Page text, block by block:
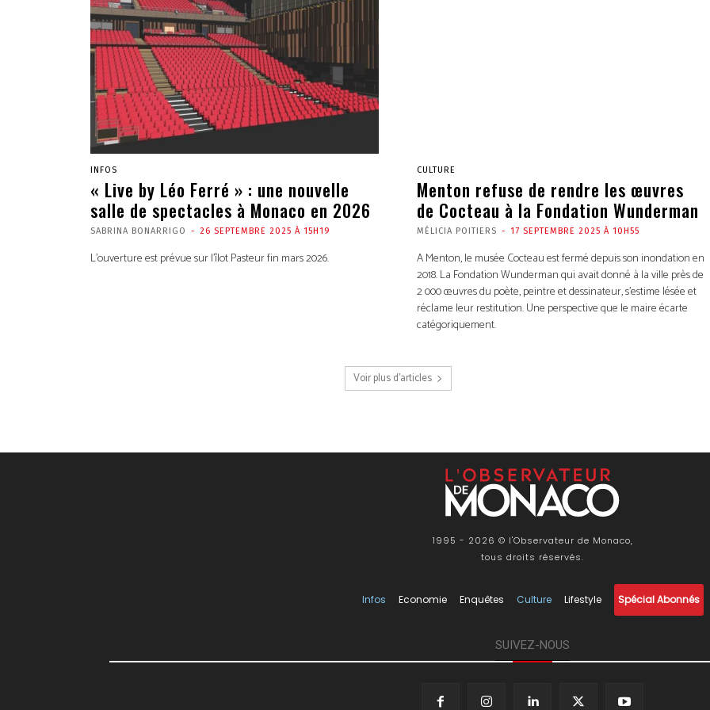
INFOS
« Live by Léo Ferré » : une nouvelle
salle de spectacles à Monaco en 2026
SABRINA BONARRIGO - 26 SEPTEMBRE 2025 À 15H19
L'ouverture est prévue sur l'îlot Pasteur fin mars 2026.
CULTURE
Menton refuse de rendre les œuvres
de Cocteau à la Fondation Wunderman
MÉLICIA POITIERS - 17 SEPTEMBRE 2025 À 10H55
A Menton, le musée Cocteau est fermé depuis son inondation en
2018. La Fondation Wunderman qui avait donné à la ville près de
2 000 œuvres du poète, peintre et dessinateur, s’estime lésée et
réclame leur restitution. Une perspective que le maire écarte
catégoriquement.
Voir plus d'articles
1995 - 2026 © l'Observateur de Monaco,
tous droits réservés.
Infos Economie Enquêtes Culture Lifestyle Spécial Abonnés
SUIVEZ-NOUS